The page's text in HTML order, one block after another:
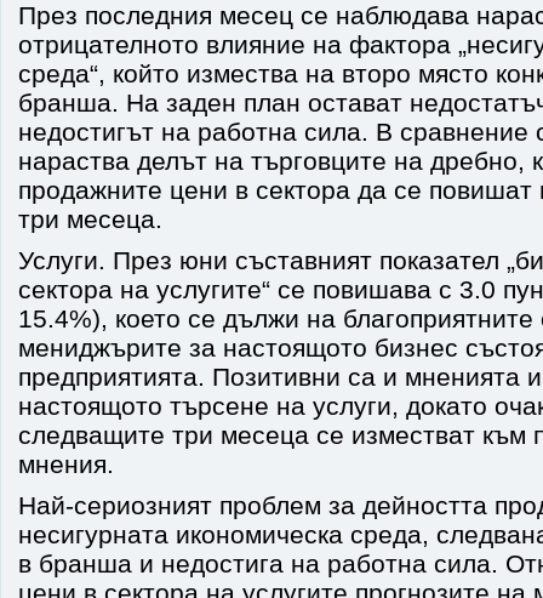
През последния месец се наблюдава
отрицателното влияние на фактора
среда“, който измества на второ място
бранша. На заден план остават
недостигът на работна сила. В сравнение
нараства делът на търговците на дребно,
продажните цени в сектора да се
три месеца.
Услуги. През юни съставният показател
сектора на услугите“ се повишава с 3.0
15.4%), което се дължи на благоприятните
мениджърите за настоящото бизнес
предприятията. Позитивни са и мненията
настоящото търсене на услуги, докато
следващите три месеца се изместват към
мнения.
Най-сериозният проблем за дейността
несигурната икономическа среда,
в бранша и недостига на работна сила.